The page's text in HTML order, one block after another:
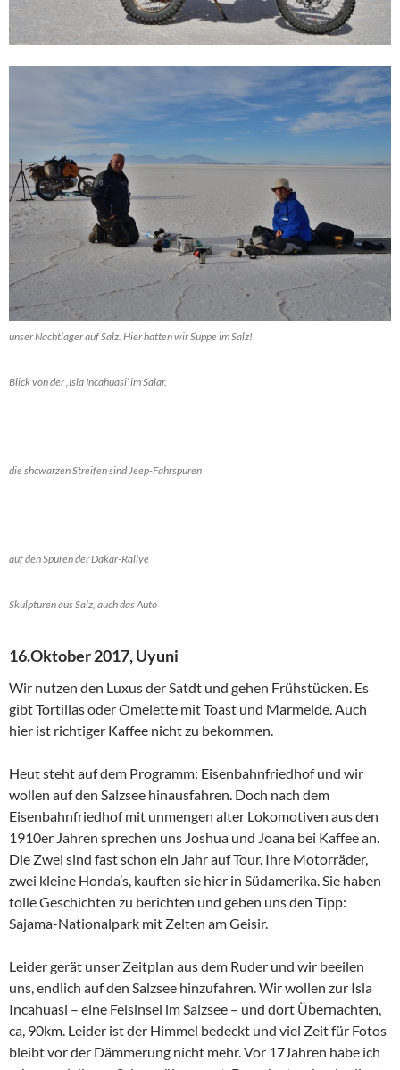
unser Nachtlager auf Salz. Hier hatten wir Suppe im Salz!
Blick von der ‚Isla Incahuasi‘ im Salar.
die shcwarzen Streifen sind Jeep-Fahrspuren
auf den Spuren der Dakar-Rallye
Skulpturen aus Salz, auch das Auto
16.Oktober 2017, Uyuni
Wir nutzen den Luxus der Satdt und gehen Frühstücken. Es
gibt Tortillas oder Omelette mit Toast und Marmelde. Auch
hier ist richtiger Kaffee nicht zu bekommen.
Heut steht auf dem Programm: Eisenbahnfriedhof und wir
wollen auf den Salzsee hinausfahren. Doch nach dem
Eisenbahnfriedhof mit unmengen alter Lokomotiven aus den
1910er Jahren sprechen uns Joshua und Joana bei Kaffee an.
Die Zwei sind fast schon ein Jahr auf Tour. Ihre Motorräder,
zwei kleine Honda’s, kauften sie hier in Südamerika. Sie haben
tolle Geschichten zu berichten und geben uns den Tipp:
Sajama-Nationalpark mit Zelten am Geisir.
Leider gerät unser Zeitplan aus dem Ruder und wir beeilen
uns, endlich auf den Salzsee hinzufahren. Wir wollen zur Isla
Incahuasi – eine Felsinsel im Salzsee – und dort Übernachten,
ca, 90km. Leider ist der Himmel bedeckt und viel Zeit für Fotos
bleibt vor der Dämmerung nicht mehr. Vor 17Jahren habe ich